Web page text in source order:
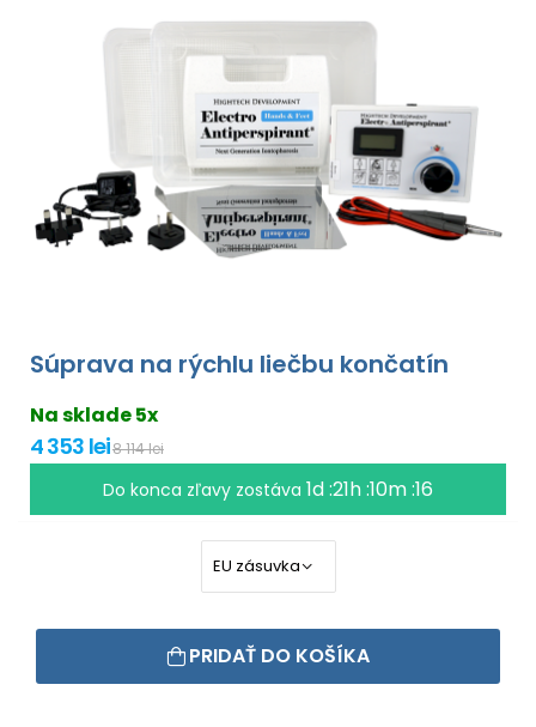
Súprava na rýchlu liečbu končatín
Na sklade 5x
4 353 lei8 114 lei
Do konca zľavy zostáva 1d :21h :10m :16
PRIDAŤ DO KOŠÍKA